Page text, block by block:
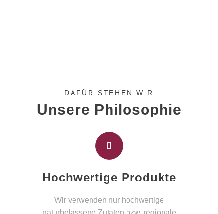
DAFÜR STEHEN WIR
Unsere Philosophie
Hochwertige Produkte
Wir verwenden nur hochwertige